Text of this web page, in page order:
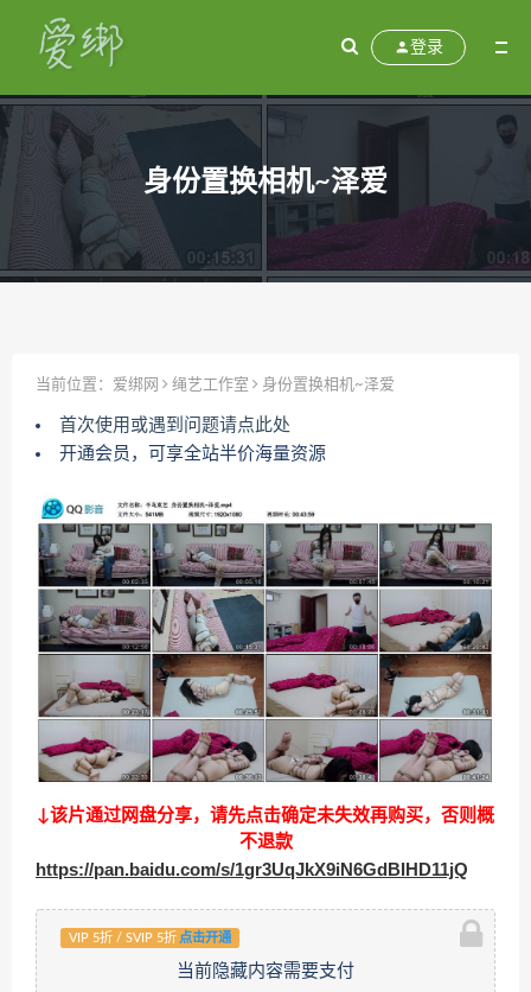
登录
身份置换相机~泽爱
当前位置： 爱绑网 绳艺工作室 身份置换相机~泽爱
首次使用或遇到问题请点此处
开通会员，可享全站半价海量资源
↓该片通过网盘分享，请先点击确定未失效再购买，否则概
不退款
https://pan.baidu.com/s/1gr3UqJkX9iN6GdBIHD11jQ
VIP 5折 / SVIP 5折 点击开通
当前隐藏内容需要支付